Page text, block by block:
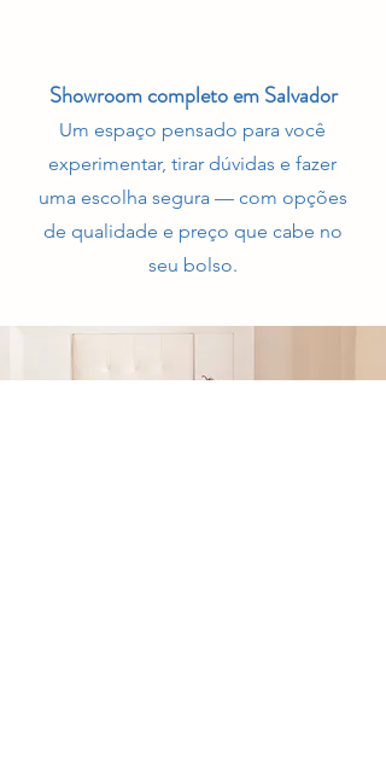
Showroom completo em Salvador
Um espaço pensado para você
experimentar, tirar dúvidas e fazer
uma escolha segura — com opções
de qualidade e preço que cabe no
seu bolso.